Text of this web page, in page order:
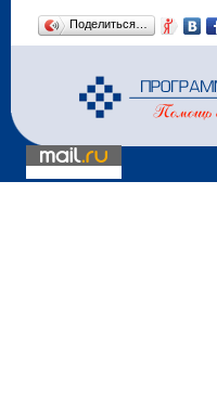
Поделиться…